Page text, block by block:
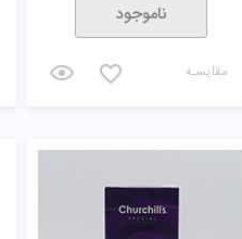
ناموجود
مقایسـه